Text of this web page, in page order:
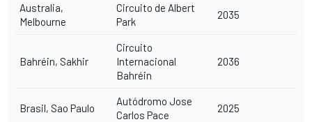
Australia,
Melbourne
Circuito de Albert
Park
2035
Bahréin, Sakhir
Circuito
Internacional
Bahréin
2036
Brasil, Sao Paulo
Autódromo Jose
Carlos Pace
2025